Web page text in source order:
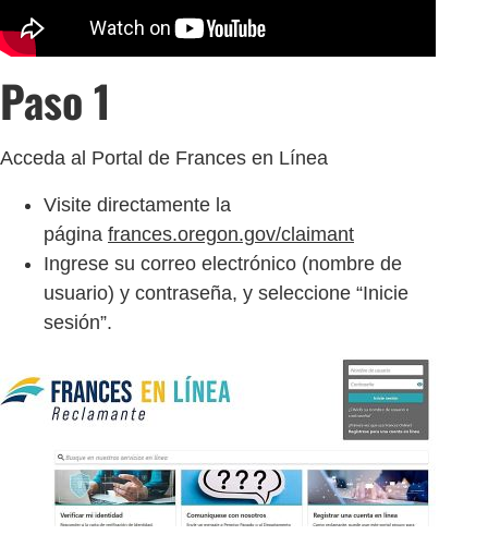
Paso 1
Acceda al Portal de Frances en Línea
Visite directamente la
página frances.oregon.gov/claimant
Ingrese su correo electrónico (nombre de
usuario) y contraseña, y seleccione “Inicie
sesión”.